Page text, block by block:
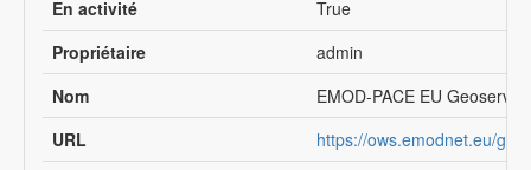
En activité
True
Propriétaire
admin
Nom
EMOD-PACE EU
URL
https://ows.emodnet.eu/